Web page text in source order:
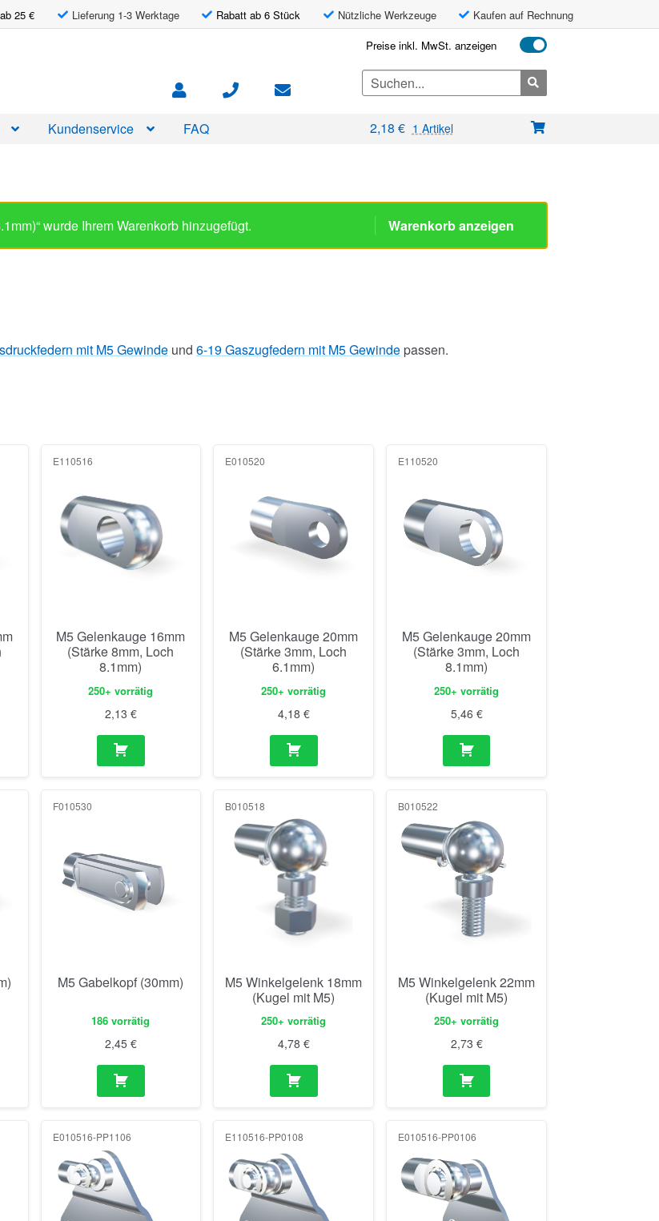
25 € Lieferung 1-3 Werktage Rabatt ab 6 Stück Nützliche Werkzeuge Kaufen auf Rechnung
Preise inkl. MwSt. anzeigen
Search
for:
Kundenservice FAQ 2,18 € 1 Artikel
wurde Ihrem Warenkorb hinzugefügt. Warenkorb anzeigen
mit M5 Gewinde und6-19 Gaszugfedern mit M5 Gewinde passen.
E110516
M5 Gelenkauge 16mm
(Stärke 8mm, Loch
8.1mm)
250+ vorrätig
2,13 €
E010520
M5 Gelenkauge 20mm
(Stärke 3mm, Loch
6.1mm)
250+ vorrätig
4,18 €
E110520
M5 Gelenkauge 20mm
(Stärke 3mm, Loch
8.1mm)
250+ vorrätig
5,46 €
F010530
M5 Gabelkopf (30mm)
186 vorrätig
2,45 €
B010518
M5 Winkelgelenk 18mm
(Kugel mit M5)
250+ vorrätig
4,78 €
B010522
M5 Winkelgelenk 22mm
(Kugel mit M5)
250+ vorrätig
2,73 €
E010516-PP1106 E110516-PP0108 E010516-PP0106